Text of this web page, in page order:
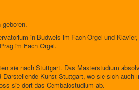
geboren.
in Budweis im Fach Orgel und
im Fach Orgel.
sie nach Stuttgart. Das Masterstudium
Darstellende Kunst Stuttgart, wo sie sich auch
sie dort das Cembalostudium ab.